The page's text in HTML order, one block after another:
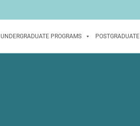
UNDERGRADUATE PROGRAMS POSTGRADUATE